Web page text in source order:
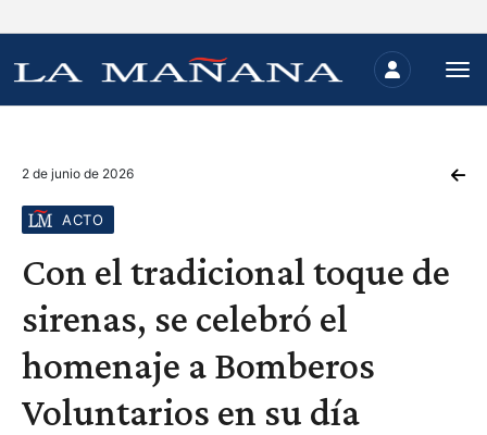
2 de junio de 2026
ACTO
Con el tradicional toque de
sirenas, se celebró el
homenaje a Bomberos
Voluntarios en su día